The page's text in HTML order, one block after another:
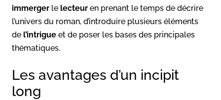
immerger le lecteur en prenant le temps de décrire
l’univers du roman, d’introduire plusieurs éléments
de l’intrigue et de poser les bases des principales
thématiques.
Les avantages d’un incipit
long